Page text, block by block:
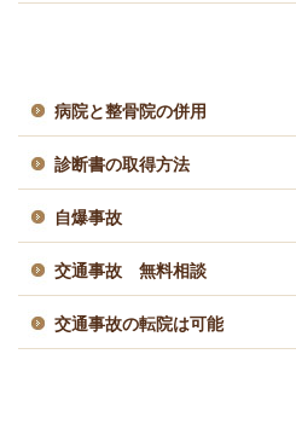
病院と整骨院の併用
診断書の取得方法
自爆事故
交通事故 無料相談
交通事故の転院は可能